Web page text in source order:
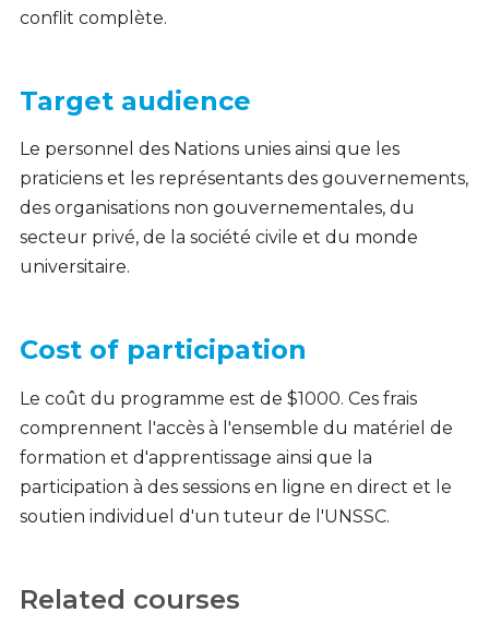
conflit complète.
Target audience
Le personnel des Nations unies ainsi que les
praticiens et les représentants des gouvernements,
des organisations non gouvernementales, du
secteur privé, de la société civile et du monde
universitaire.
Cost of participation
Le coût du programme est de $1000. Ces frais
comprennent l'accès à l'ensemble du matériel de
formation et d'apprentissage ainsi que la
participation à des sessions en ligne en direct et le
soutien individuel d'un tuteur de l'UNSSC.
Related courses